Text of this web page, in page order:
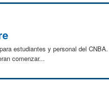
estudiantes y personal del
comenzar...